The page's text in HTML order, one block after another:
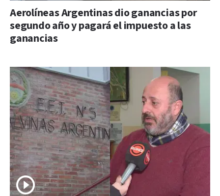
Aerolíneas Argentinas dio ganancias por
segundo año y pagará el impuesto a las
ganancias